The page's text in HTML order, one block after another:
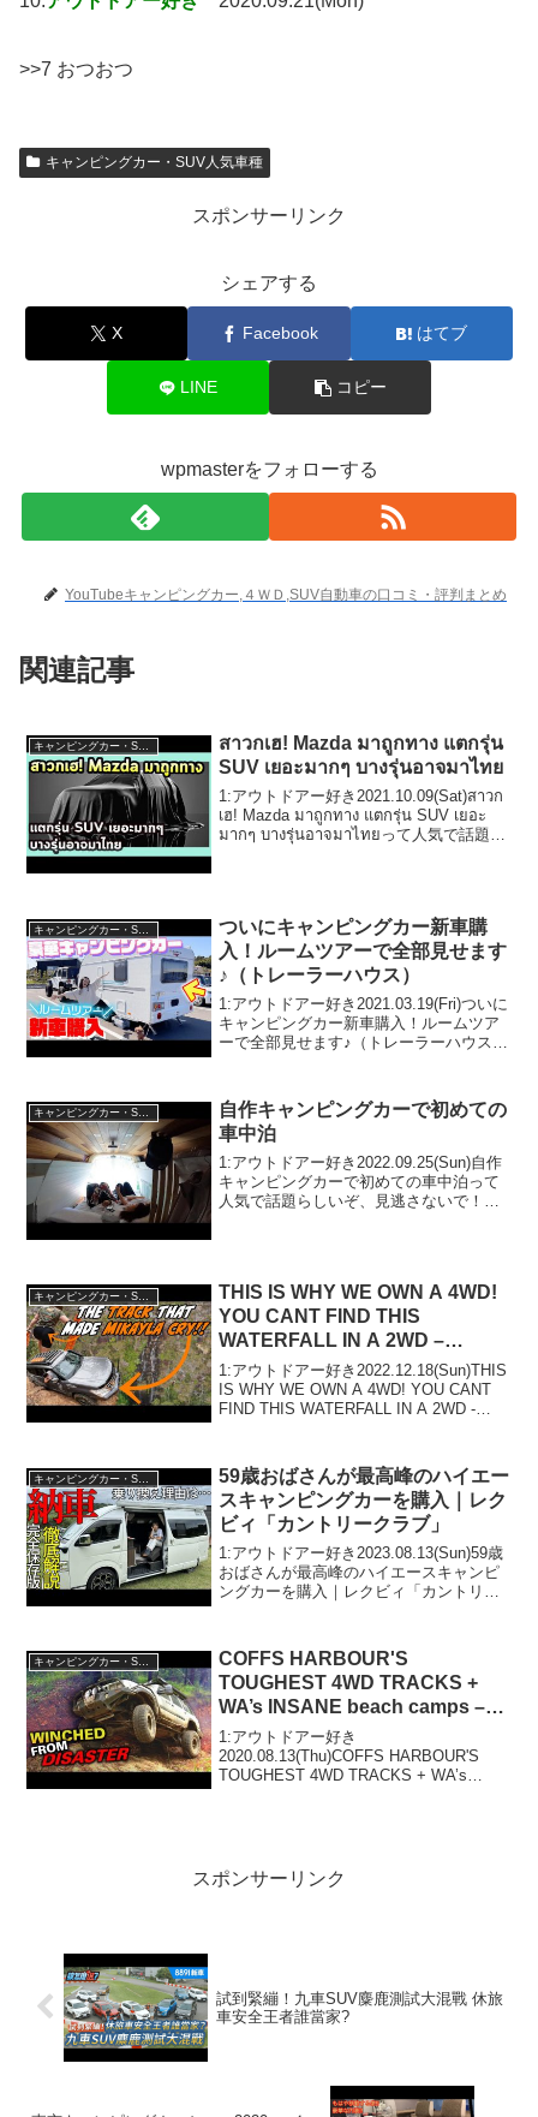
>>7 おつおつ
キャンピングカー・SUV人気車種
スポンサーリンク
シェアする
X Facebook はてブ
LINE コピー
wpmasterをフォローする
YouTubeキャンピングカー,４ＷＤ,SUV自動車の口コミ・評判まとめ
関連記事
キャンピングカー・SUV人気車種
สาวกเฮ! Mazda มาถูกทาง แตกรุ่น
SUV เยอะมากๆ บางรุ่นอาจมาไทย
1:アウトドアー好き2021.10.09(Sat)สาวก
เฮ! Mazda มาถูกทาง แตกรุ่น SUV เยอะ
มากๆ บางรุ่นอาจมาไทยって人気で話題ら
ついにキャンピングカー新車購
入！ルームツアーで全部見せます
♪（トレーラーハウス）
1:アウトドアー好き2021.03.19(Fri)ついに
キャンピングカー新車購入！ルームツア
ーで全部見せます♪（トレーラーハウス）
この動画は注目...
キャンピングカー・SUV人気車種
自作キャンピングカーで初めての
車中泊
1:アウトドアー好き2022.09.25(Sun)自作
キャンピングカーで初めての車中泊って
人気で話題らしいぞ、見逃さないで！！
THIS IS WHY WE OWN A 4WD!
YOU CANT FIND THIS
WATERFALL IN A 2WD –
COFFS HARBOUR ULTIMATE
DAY OUT!
1:アウトドアー好き2022.12.18(Sun)THIS
IS WHY WE OWN A 4WD! YOU CANT
FIND THIS WATERFALL IN A 2WD -
キャンピングカー・SUV人気車種
59歳おばさんが最高峰のハイエー
スキャンピングカーを購入｜レク
ビィ「カントリークラブ」
1:アウトドアー好き2023.08.13(Sun)59歳
おばさんが最高峰のハイエースキャンピ
ングカーを購入｜レクビィ「カントリー
2023.08.13(Sun)この動画は注目...
キャンピングカー・SUV人気車種
COFFS HARBOUR'S
TOUGHEST 4WD TRACKS +
WA’s INSANE beach camps –
GRAHAM IS BACK + Jocko's
Hilux!
1:アウトドアー好き
2020.08.13(Thu)COFFS HARBOUR'S
TOUGHEST 4WD TRACKS + WA’s
スポンサーリンク
試到緊繃！九車SUV麋鹿測試大混戰 休旅
車安全王者誰當家?